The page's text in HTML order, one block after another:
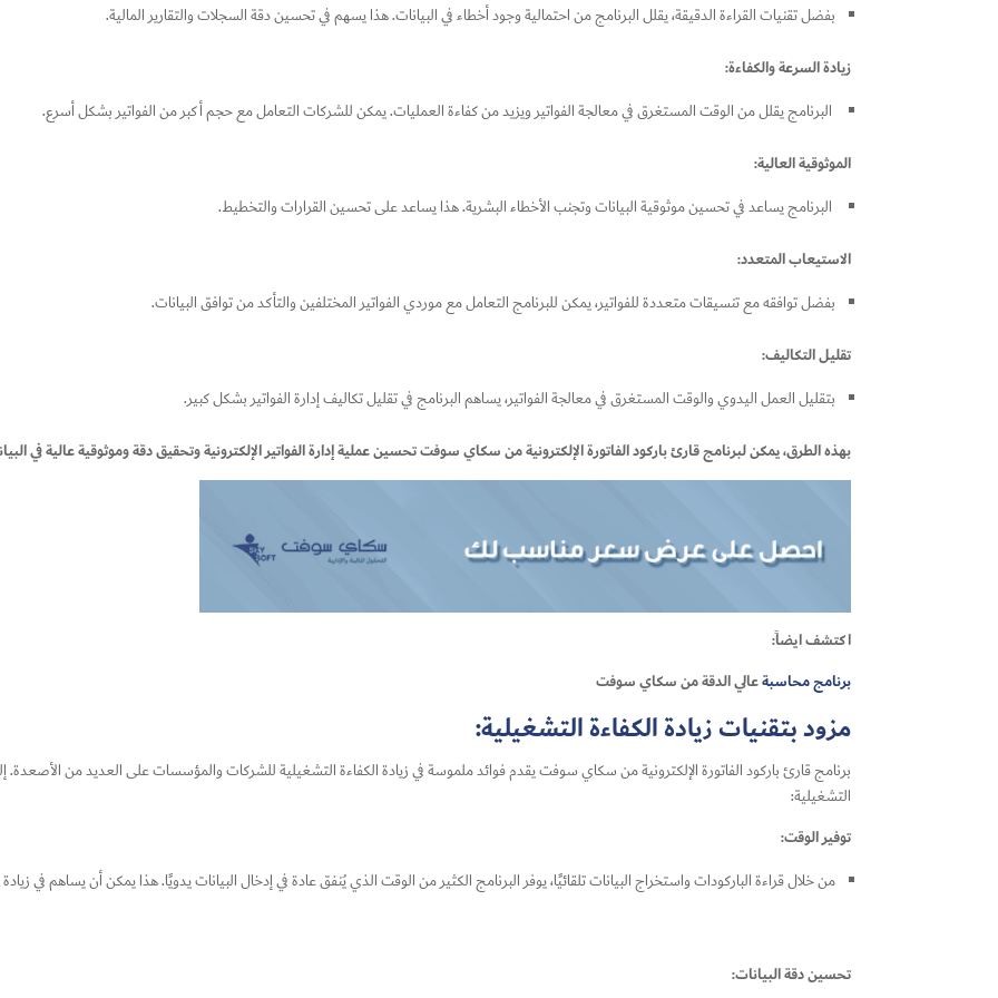
بفضل تقنيات القراءة الدقيقة، يقلل البرنامج من احتمالية وجود أخطاء في البيانات. هذا يسهم في تحسين دقة السجلات والتقارير المالية.
زيادة السرعة والكفاءة:
البرنامج يقلل من الوقت المستغرق في معالجة الفواتير ويزيد من كفاءة العمليات. يمكن للشركات التعامل مع حجم أكبر من الفواتير بشكل أسرع.
الموثوقية العالية:
البرنامج يساعد في تحسين موثوقية البيانات وتجنب الأخطاء البشرية. هذا يساعد على تحسين القرارات والتخطيط.
الاستيعاب المتعدد:
بفضل توافقه مع تنسيقات متعددة للفواتير، يمكن للبرنامج التعامل مع موردي الفواتير المختلفين والتأكد من توافق البيانات.
تقليل التكاليف:
بتقليل العمل اليدوي والوقت المستغرق في معالجة الفواتير، يساهم البرنامج في تقليل تكاليف إدارة الفواتير بشكل كبير.
بهذه الطرق، يمكن لبرنامج قارئ باركود الفاتورة الإلكترونية من سكاي سوفت تحسين عملية إدارة الفواتير الإلكترونية وتحقيق دقة وموثوقية عالية في
اكتشف ايضاً:
برنامج محاسبةعالي الدقة من سكاي سوفت
مزود بتقنيات زيادة الكفاءة التشغيلية:
برنامج قارئ باركود الفاتورة الإلكترونية من سكاي سوفت يقدم فوائد ملموسة في زيادة الكفاءة التشغيلية للشركات والمؤسسات على العديد من
التشغيلية:
توفير الوقت:
من خلال قراءة الباركودات واستخراج البيانات تلقائيًا، يوفر البرنامج الكثير من الوقت الذي يُنفق عادة في إدخال البيانات يدويًا. هذا يمكن أن يساهم في
تحسين دقة البيانات: